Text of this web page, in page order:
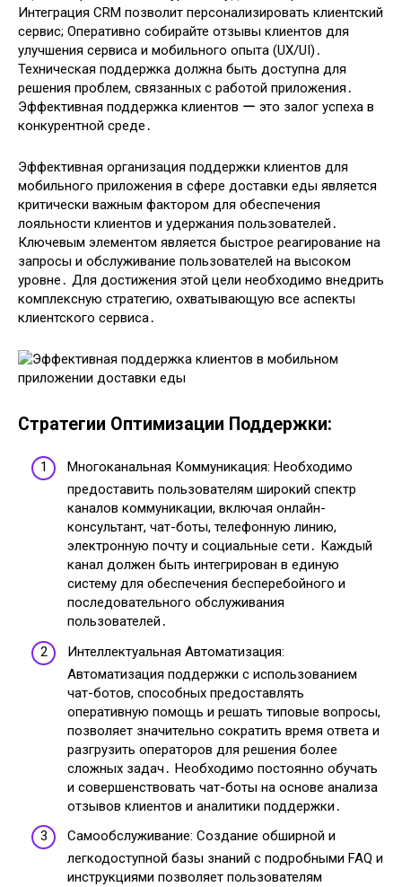
Интеграция CRM позволит персонализировать клиентский
сервис; Оперативно собирайте отзывы клиентов для
улучшения сервиса и мобильного опыта (UX/UI)․
Техническая поддержка должна быть доступна для
решения проблем, связанных с работой приложения․
Эффективная поддержка клиентов ー это залог успеха в
конкурентной среде․
Эффективная организация поддержки клиентов для
мобильного приложения в сфере доставки еды является
критически важным фактором для обеспечения
лояльности клиентов и удержания пользователей․
Ключевым элементом является быстрое реагирование на
запросы и обслуживание пользователей на высоком
уровне․ Для достижения этой цели необходимо внедрить
комплексную стратегию, охватывающую все аспекты
клиентского сервиса․
Стратегии Оптимизации Поддержки:
Многоканальная Коммуникация: Необходимо
предоставить пользователям широкий спектр
каналов коммуникации, включая онлайн-
консультант, чат-боты, телефонную линию,
электронную почту и социальные сети․ Каждый
канал должен быть интегрирован в единую
систему для обеспечения бесперебойного и
последовательного обслуживания
пользователей․
Интеллектуальная Автоматизация:
Автоматизация поддержки с использованием
чат-ботов, способных предоставлять
оперативную помощь и решать типовые вопросы,
позволяет значительно сократить время ответа и
разгрузить операторов для решения более
сложных задач․ Необходимо постоянно обучать
и совершенствовать чат-боты на основе анализа
отзывов клиентов и аналитики поддержки․
Самообслуживание: Создание обширной и
легкодоступной базы знаний с подробными FAQ и
инструкциями позволяет пользователям